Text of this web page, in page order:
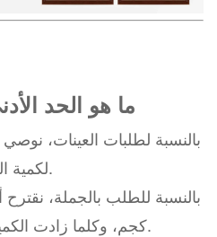
1. ما هو الحد
لكمية الطلب لضمان صحة الاختبار.
كجم، وكلما زادت الكمية، انخفضت تكلفة الشحن.